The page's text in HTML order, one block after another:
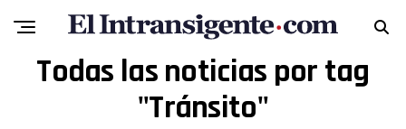
Todas las noticias por tag
"Tránsito"